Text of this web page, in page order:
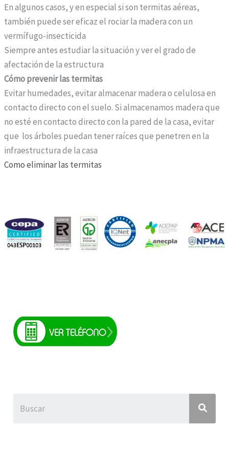
En algunos casos, y en especial si son termitas aéreas,
también puede ser eficaz el rociar la madera con un
vermífugo-insecticida
Siempre antes estudiar la situación y ver el grado de
afectación de la estructura
Cómo prevenir las termitas
Evitar humedades, evitar almacenar madera o celulosa en
contacto directo con el suelo. Si almacenamos madera que
no esté en contacto directo con la pared de la casa, evitar
que los árboles puedan tener raíces que penetren en la
infraestructura de la casa
Como eliminar las termitas